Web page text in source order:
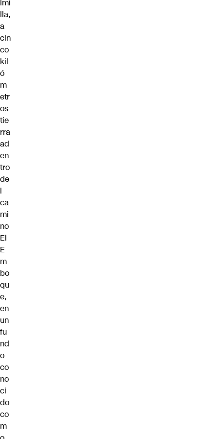
lmi
lla,
a
cin
co
kil
ó
m
etr
os
tie
rra
ad
en
tro
de
l
ca
mi
no
El
E
m
bo
qu
e,
en
un
fu
nd
o
co
no
ci
do
co
m